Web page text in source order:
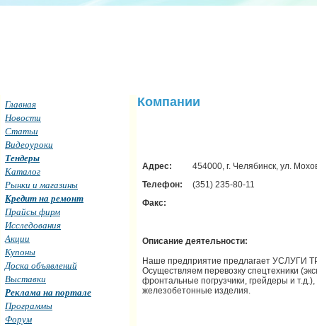
Компании
Адрес:
454000, г. Челябинск, ул.
Телефон:
(351) 235-80-11
Факс:
Описание деятельности:
Наше предприятие предлагает УСЛУГИ
Осуществляем перевозку спецтехники
фронтальные погрузчики, грейдеры и
железобетонные изделия.
Главная
Новости
Статьи
Видеоуроки
Тендеры
Каталог
Рынки и магазины
Кредит на ремонт
Прайсы фирм
Исследования
Акции
Купоны
Доска объявлений
Выставки
Реклама на портале
Программы
Форум